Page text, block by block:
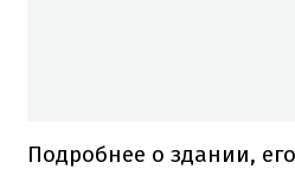
Подробнее о здании,